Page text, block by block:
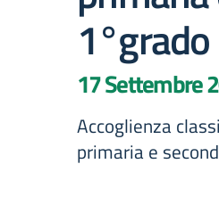
1°grado
17 Settembre
Accoglienza
primaria e